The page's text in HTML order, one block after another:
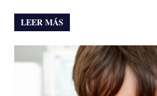
LEER MÁS